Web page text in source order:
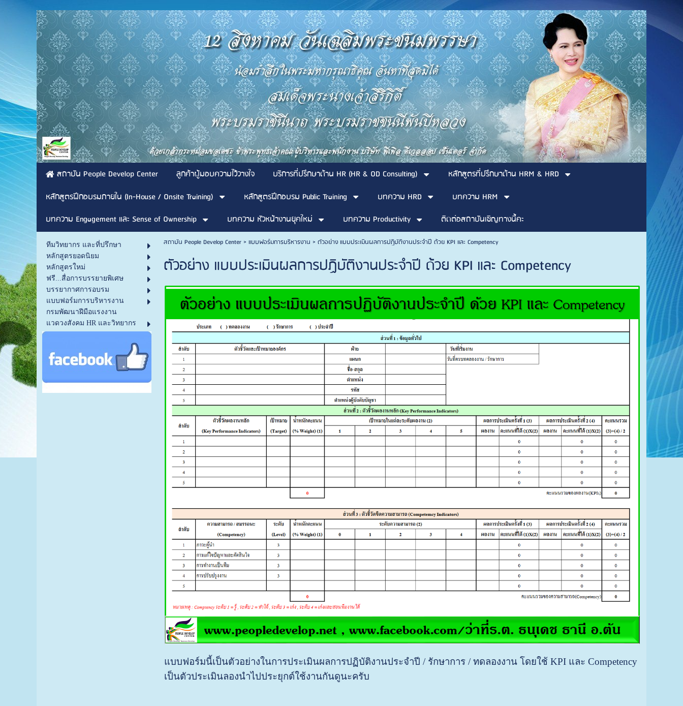
สถาบัน People Develop Center ลูกค้าผู้มอบความไว้วางใจ บริการที่ปรึกษาด้าน HR (HR & OD Consulting)
หลักสูตรที่ปรึกษาด้าน HRM & HRD
หลักสูตรฝึกอบรมภายใน (In-House / Onsite Training)
หลักสูตรฝึกอบรม Public Training บทความ HRD
บทความ HRM
บทความ Engagement และ Sense of Ownership
บทความ หัวหน้างานยุคใหม่ บทความ Productivity ติดต่อสถาบันเชิญทางนี้คะ
ทีมวิทยากร และที่ปรึกษา
หลักสูตรยอดนิยม
หลักสูตรใหม่
ฟรี...สื่อการบรรยายพิเศษ
บรรยากาศการอบรม
แบบฟอร์มการบริหารงาน
กรมพัฒนาฝีมือแรงงาน
แวดวงสังคม HR และวิทยากร
สถาบัน People Develop Center> แบบฟอร์มการบริหารงาน > ตัวอย่าง แบบประเมินผลการปฏิบัติงานประจำปี ด้วย KPI และ Competency
ตัวอย่าง แบบประเมินผลการปฏิบัติงานประจำปี ด้วย KPI และ Competency
แบบฟอร์มนี้เป็นตัวอย่างในการประเมินผลการปฏิบัติงานประจำปี / รักษาการ / ทดลองงาน โดยใช้ KPI และ Competency
เป็นตัวประเมินลองนำไปประยุกต์ใช้งานกันดูนะครับ